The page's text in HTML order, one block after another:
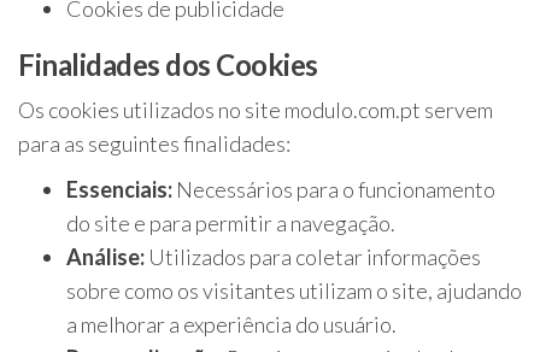
Cookies de publicidade
Finalidades dos Cookies
Os cookies utilizados no site modulo.com.pt servem
para as seguintes finalidades:
Essenciais: Necessários para o funcionamento
do site e para permitir a navegação.
Análise: Utilizados para coletar informações
sobre como os visitantes utilizam o site, ajudando
a melhorar a experiência do usuário.